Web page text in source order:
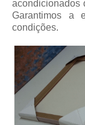
acondicionados
Garantimos a
condições.